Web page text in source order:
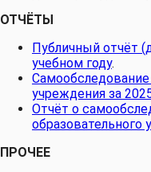
ОТЧЁТЫ
Публичный отчёт
учебном году.
Самообследование
учреждения за
Отчёт о
образовательного
ПРОЧЕЕ